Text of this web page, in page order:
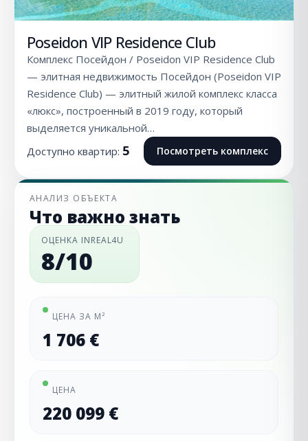
Poseidon VIP Residence Club
Комплекс Посейдон / Poseidon VIP Residence Club
— элитная недвижимость Посейдон (Poseidon VIP
Residence Club) — элитный жилой комплекс класса
«люкс», построенный в 2019 году, который
выделяется уникальной…
Доступно квартир: 5 Посмотреть комплекс
АНАЛИЗ ОБЪЕКТА
Что важно знать
ОЦЕНКА INREAL4U
8/10
ЦЕНА ЗА М²
1 706 €
ЦЕНА
220 099 €